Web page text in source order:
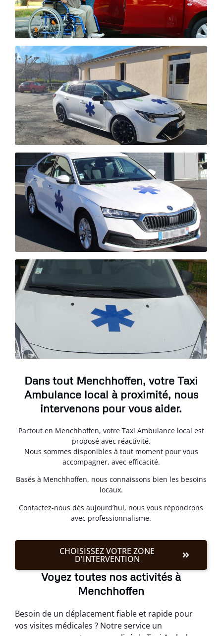
Dans tout Menchhoffen, votre Taxi
Ambulance local à proximité, nous
intervenons pour vous aider.
Partout en Menchhoffen, votre Taxi Ambulance local est
proposé avec réactivité.
Nous sommes disponibles à tout moment pour vous
accompagner, avec efficacité.
Basés à Menchhoffen, nous connaissons bien les besoins
locaux.
Contactez-nous dès aujourd’hui, nous vous répondrons
avec professionnalisme.
CHOISISSEZ VOTRE ZONE
D'INTERVENTION
Voyez toutes nos activités à
Menchhoffen
Besoin de un déplacement fiable et rapide pour
vos visites médicales ? Notre service un